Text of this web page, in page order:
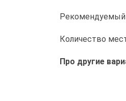
Рекомендуемый
Количество
Про другие